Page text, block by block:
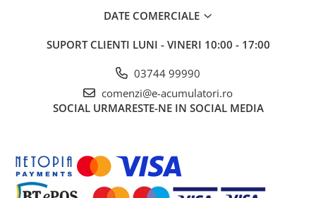
Sigurante
Tablouri electrice
DATE COMERCIALE
SUPORT CLIENTI LUNI - VINERI 10:00 - 17:00
03744 99990
comenzi@e-acumulatori.ro
SOCIAL URMARESTE-NE IN SOCIAL MEDIA